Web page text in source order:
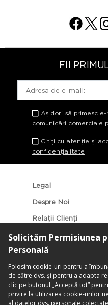
FII
Aș dori să primesc
comunicări comerciale
Citiți cu atenție și
confidențialitate
Legal
Despre Noi
Relații Clienți
Categorii Populare
Localizarea